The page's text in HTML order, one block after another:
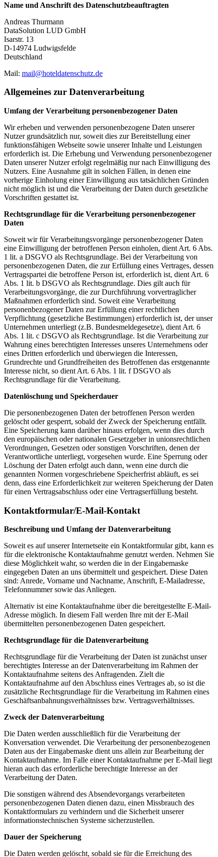
Name und Anschrift des Datenschutzbeauftragten
Andreas Thurmann
DataSolution LUD GmbH
Isarstr. 13
D-14974 Ludwigsfelde
Deutschland
Mail: mail@hoteldatenschutz.de
Allgemeines zur Datenverarbeitung
Umfang der Verarbeitung personenbezogener Daten
Wir erheben und verwenden personenbezogene Daten unserer
Nutzer grundsätzlich nur, soweit dies zur Bereitstellung einer
funktionsfähigen Webseite sowie unserer Inhalte und Leistungen
erforderlich ist. Die Erhebung und Verwendung personenbezogener
Daten unserer Nutzer erfolgt regelmäßig nur nach Einwilligung des
Nutzers. Eine Ausnahme gilt in solchen Fällen, in denen eine
vorherige Einholung einer Einwilligung aus tatsächlichen Gründen
nicht möglich ist und die Verarbeitung der Daten durch gesetzliche
Vorschriften gestattet ist.
Rechtsgrundlage für die Verarbeitung personenbezogener
Daten
Soweit wir für Verarbeitungsvorgänge personenbezogener Daten
eine Einwilligung der betroffenen Person einholen, dient Art. 6 Abs.
1 lit. a DSGVO als Rechtsgrundlage. Bei der Verarbeitung von
personenbezogenen Daten, die zur Erfüllung eines Vertrages, dessen
Vertragspartei die betroffene Person ist, erforderlich ist, dient Art. 6
Abs. 1 lit. b DSGVO als Rechtsgrundlage. Dies gilt auch für
Verarbeitungsvorgänge, die zur Durchführung vorvertraglicher
Maßnahmen erforderlich sind. Soweit eine Verarbeitung
personenbezogener Daten zur Erfüllung einer rechtlichen
Verpflichtung (gesetzliche Bestimmungen) erforderlich ist, der unser
Unternehmen unterliegt (z.B. Bundesmeldegesetze), dient Art. 6
Abs. 1 lit. c DSGVO als Rechtsgrundlage. Ist die Verarbeitung zur
Wahrung eines berechtigten Interesses unseres Unternehmens oder
eines Dritten erforderlich und überwiegen die Interessen,
Grundrechte und Grundfreiheiten des Betroffenen das erstgenannte
Interesse nicht, so dient Art. 6 Abs. 1 lit. f DSGVO als
Rechtsgrundlage für die Verarbeitung.
Datenlöschung und Speicherdauer
Die personenbezogenen Daten der betroffenen Person werden
gelöscht oder gesperrt, sobald der Zweck der Speicherung entfällt.
Eine Speicherung kann darüber hinaus erfolgen, wenn dies durch
den europäischen oder nationalen Gesetzgeber in unionsrechtlichen
Verordnungen, Gesetzen oder sonstigen Vorschriften, denen der
Verantwortliche unterliegt, vorgesehen wurde. Eine Sperrung oder
Löschung der Daten erfolgt auch dann, wenn eine durch die
genannten Normen vorgeschriebene Speicherfrist abläuft, es sei
denn, dass eine Erforderlichkeit zur weiteren Speicherung der Daten
für einen Vertragsabschluss oder eine Vertragserfüllung besteht.
Kontaktformular/E-Mail-Kontakt
Beschreibung und Umfang der Datenverarbeitung
Soweit es auf unserer Internetseite ein Kontaktformular gibt, kann es
für die elektronische Kontaktaufnahme genutzt werden. Nehmen Sie
diese Möglichkeit wahr, so werden die in der Eingabemaske
eingegeben Daten an uns übermittelt und gespeichert. Diese Daten
sind: Anrede, Vorname und Nachname, Anschrift, E-Mailadresse,
Telefonnummer sowie das Anliegen.
Alternativ ist eine Kontaktaufnahme über die bereitgestellte E-Mail-
Adresse möglich. In diesem Fall werden Ihre mit der E-Mail
übermittelten personenbezogenen Daten gespeichert.
Rechtsgrundlage für die Datenverarbeitung
Rechtsgrundlage für die Verarbeitung der Daten ist zunächst unser
berechtigtes Interesse an der Datenverarbeitung im Rahmen der
Kontaktaufnahme seitens des Anfragenden. Zielt die
Kontaktaufnahme auf den Abschluss eines Vertrages ab, so ist die
zusätzliche Rechtsgrundlage für die Verarbeitung im Rahmen eines
Geschäftsanbahnungsverhältnisses bzw. Vertragsverhältnisses.
Zweck der Datenverarbeitung
Die Daten werden ausschließlich für die Verarbeitung der
Konversation verwendet. Die Verarbeitung der personenbezogenen
Daten aus der Eingabemaske dient uns allein zur Bearbeitung der
Kontaktaufnahme. Im Falle einer Kontaktaufnahme per E-Mail liegt
hieran auch das erforderliche berechtigte Interesse an der
Verarbeitung der Daten.
Die sonstigen während des Absendevorgangs verarbeiteten
personenbezogenen Daten dienen dazu, einen Missbrauch des
Kontaktformulars zu verhindern und die Sicherheit unserer
informationstechnischen Systeme sicherzustellen.
Dauer der Speicherung
Die Daten werden gelöscht, sobald sie für die Erreichung des